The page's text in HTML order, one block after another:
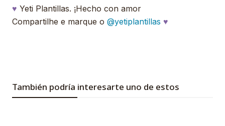
♥ Yeti Plantillas. ¡Hecho con amor
Compartilhe e marque o @yetiplantillas ♥
También podría interesarte uno de estos